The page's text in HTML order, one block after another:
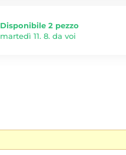
Disponibile 2 pezzo
martedì 11. 8. da voi